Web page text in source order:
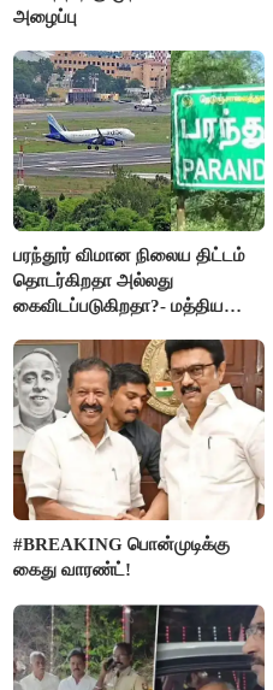
அழைப்பு
பரந்தூர் விமான நிலைய திட்டம்
தொடர்கிறதா அல்லது
கைவிடப்படுகிறதா?- மத்திய
#BREAKING பொன்முடிக்கு
கைது வாரண்ட்!